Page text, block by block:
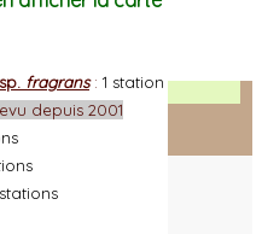
fragrans: 1 station
depuis 2001